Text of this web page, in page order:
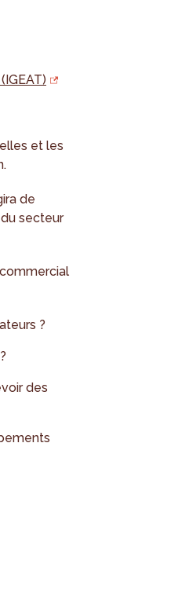
et les
de
secteur
commercial
?
des